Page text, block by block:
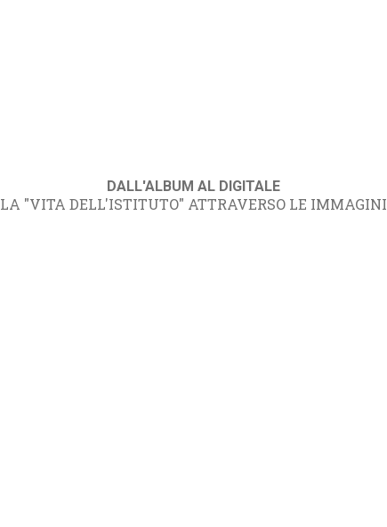
DALL'ALBUM AL DIGITALE
LA "VITA DELL'ISTITUTO" ATTRAVERSO LE IMMAGINI